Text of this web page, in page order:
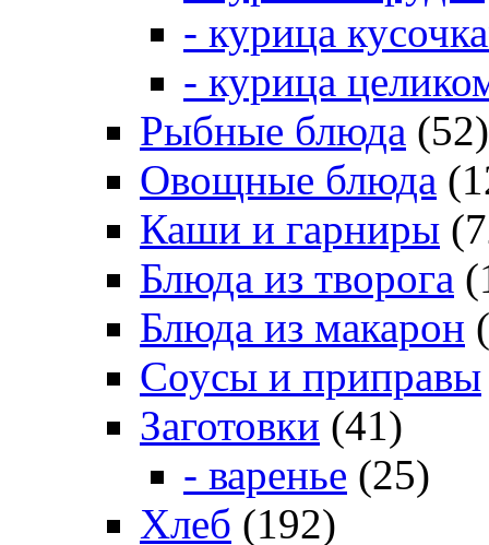
- курица
- курица
Рыбные блюда (52)
Овощные блюда
Каши и гарниры
Блюда из творога
Блюда из макарон
Соусы и приправы
Заготовки (41)
- варенье (25)
Хлеб (192)